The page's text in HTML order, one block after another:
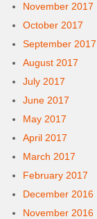
November 2017
October 2017
September 2017
August 2017
July 2017
June 2017
May 2017
April 2017
March 2017
February 2017
December 2016
November 2016